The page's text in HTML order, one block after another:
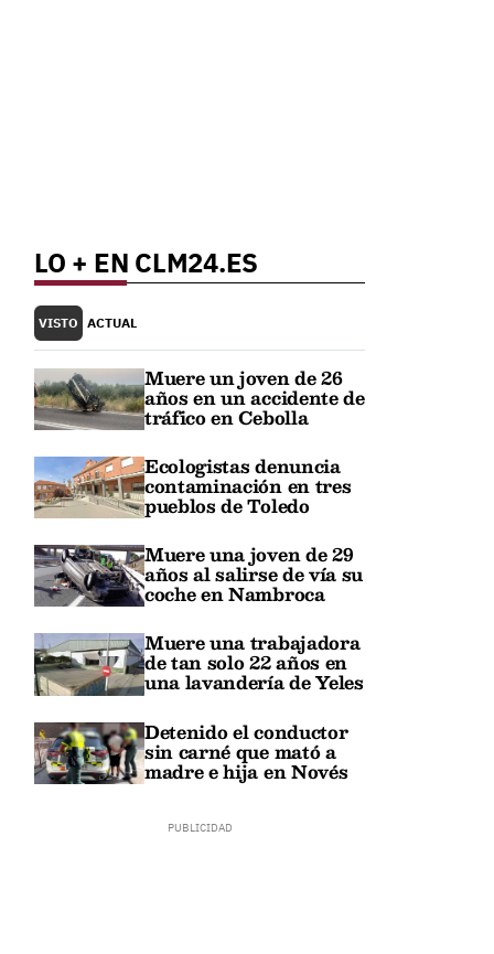
LO + EN CLM24.ES
VISTO ACTUAL
Muere un joven de 26
años en un accidente de
tráfico en Cebolla
Ecologistas denuncia
contaminación en tres
pueblos de Toledo
Muere una joven de 29
años al salirse de vía su
coche en Nambroca
Muere una trabajadora
de tan solo 22 años en
una lavandería de Yeles
Detenido el conductor
sin carné que mató a
madre e hija en Novés